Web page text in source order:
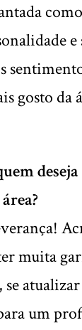
gosto da
muita
um